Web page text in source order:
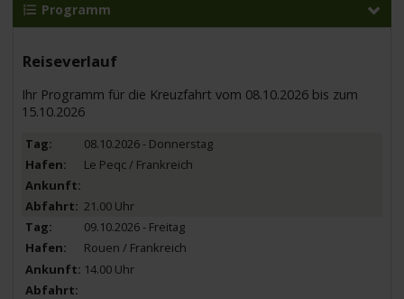
Programm
Reiseverlauf
Ihr Programm für die Kreuzfahrt vom 08.10.2026 bis zum
15.10.2026
08.10.2026 - Donnerstag
Le Peqc / Frankreich
21.00 Uhr
09.10.2026 - Freitag
Rouen / Frankreich
14.00 Uhr